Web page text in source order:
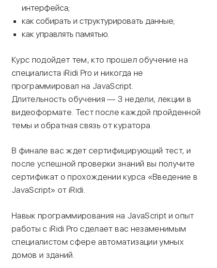
интерфейса;
как собирать и структурировать данные;
как управлять памятью.
Курс подойдет тем, кто прошел обучение на
специалиста iRidi Pro и никогда не
программировал на JavaScript.
Длительность обучения — 3 недели, лекции в
видеоформате. Тест после каждой пройденной
темы и обратная связь от куратора.
В финале вас ждет сертифицирующий тест, и
после успешной проверки знаний вы получите
сертификат о прохождении курса «Введение в
JavaScript» от iRidi.
Навык программирования на JavaScript и опыт
работы с iRidi Pro сделает вас незаменимым
специалистом сфере автоматизации умных
домов и зданий.